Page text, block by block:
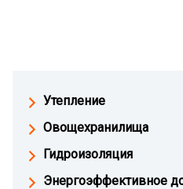
Утепление
Овощехранилища
Гидроизоляция
Энергоэффективное